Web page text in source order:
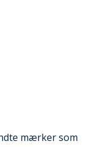
mærker som